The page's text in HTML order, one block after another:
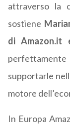
attraverso la
sostiene
di Amazon.it
perfettamente
supportarle
motore
In Europa